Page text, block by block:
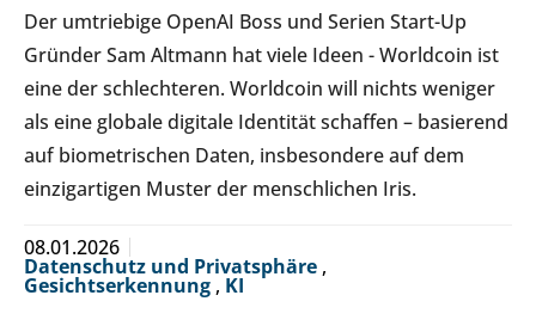
Der umtriebige OpenAI Boss und Serien Start-Up
Gründer Sam Altmann hat viele Ideen - Worldcoin ist
eine der schlechteren. Worldcoin will nichts weniger
als eine globale digitale Identität schaffen – basierend
auf biometrischen Daten, insbesondere auf dem
einzigartigen Muster der menschlichen Iris.
08.01.2026
Datenschutz und Privatsphäre ,
Gesichtserkennung , KI